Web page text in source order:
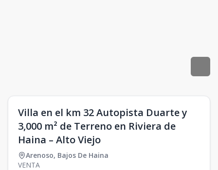
Villa en el km 32 Autopista Duarte y
3,000 m² de Terreno en Riviera de
Haina – Alto Viejo
Arenoso, Bajos De Haina
VENTA